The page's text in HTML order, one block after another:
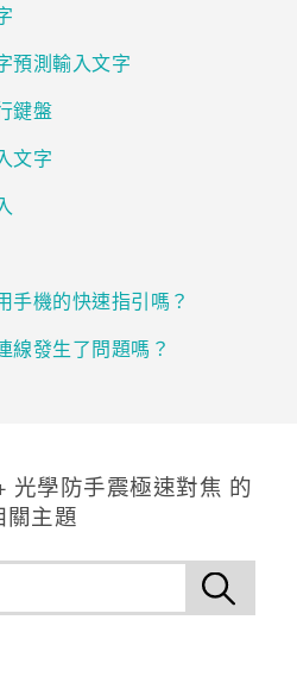
預測輸入文字
鍵盤
文字
手機的快速指引嗎？
線發生了問題嗎？
光學防手震極速對焦 的
關主題